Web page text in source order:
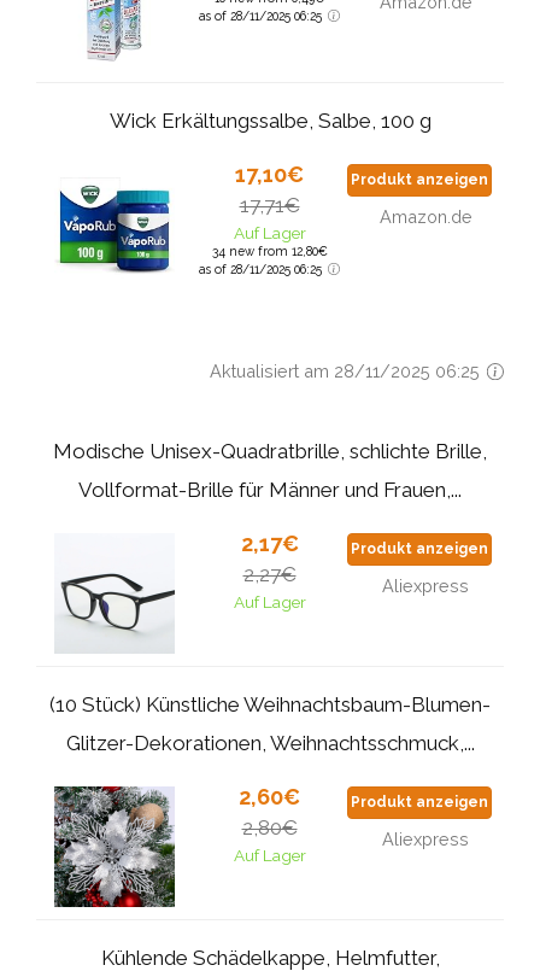
as of 28/11/2025 06:25
Wick Erkältungssalbe, Salbe, 100 g
17,10€
17,71€
Auf Lager
34 new from 12,80€
as of 28/11/2025 06:25
Produkt anzeigen
Amazon.de
Aktualisiert am 28/11/2025 06:25
Modische Unisex-Quadratbrille, schlichte Brille,
Vollformat-Brille für Männer und Frauen,...
2,17€
2,27€
Auf Lager
Produkt anzeigen
Aliexpress
(10 Stück) Künstliche Weihnachtsbaum-Blumen-
Glitzer-Dekorationen, Weihnachtsschmuck,...
2,60€
2,80€
Auf Lager
Produkt anzeigen
Aliexpress
Kühlende Schädelkappe, Helmfutter,